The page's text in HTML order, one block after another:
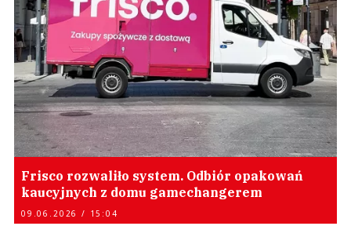
Frisco rozwaliło system. Odbiór opakowań
kaucyjnych z domu gamechangerem
09.06.2026 / 15:04